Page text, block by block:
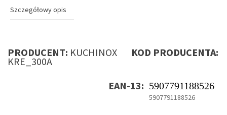
Szczegółowy opis
PRODUCENT: KUCHINOX KOD PRODUCENTA:
KRE_300A
EAN-13: 5907791188526
5907791188526